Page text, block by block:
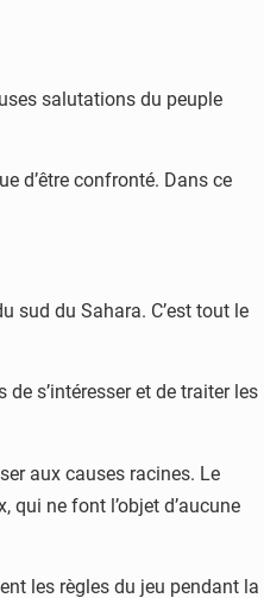
salutations du peuple
d’être confronté. Dans ce
sud du Sahara. C’est tout le
s’intéresser et de traiter les
aux causes racines. Le
qui ne font l’objet d’aucune
les règles du jeu pendant la